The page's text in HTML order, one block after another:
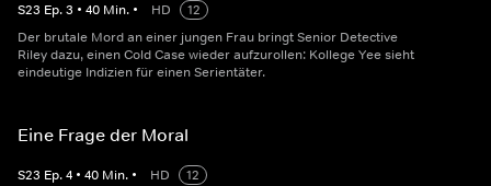
S23 Ep.3 • 40 Min. • HD
12
Der brutale Mord an einer jungen Frau bringt Senior Detective
Riley dazu, einen Cold Case wieder aufzurollen: Kollege Yee sieht
eindeutige Indizien für einen Serientäter.
Eine Frage der Moral
S23 Ep.4 • 40 Min. • HD
12